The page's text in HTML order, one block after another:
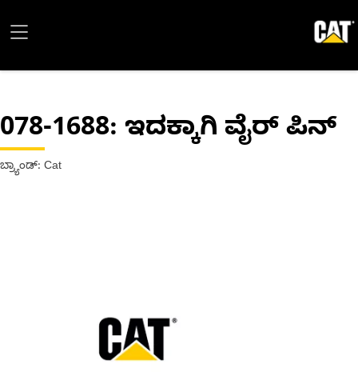
078-1688: ಇದಕ್ಕಾಗಿ ವೈರ್ ಪಿನ್
ಬ್ರ್ಯಾಂಡ್: Cat